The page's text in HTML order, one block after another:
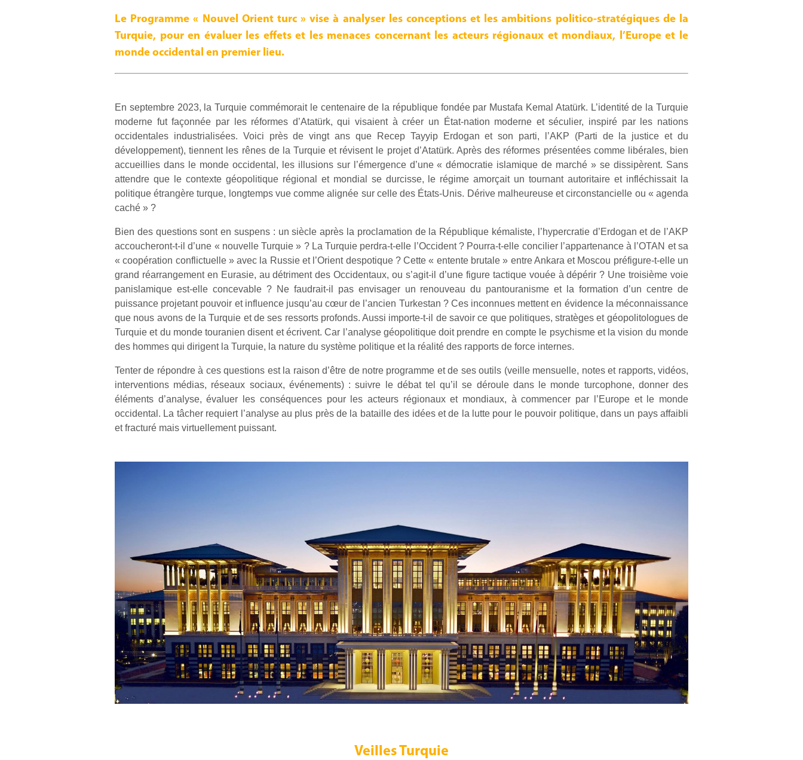
Le Programme « Nouvel Orient turc » vise à analyser les conceptions et les ambitions politico-stratégiques de la
Turquie, pour en évaluer les effets et les menaces concernant les acteurs régionaux et mondiaux, l’Europe et le
monde occidental en premier lieu.
En septembre 2023, la Turquie commémorait le centenaire de la république fondée par Mustafa Kemal Atatürk. L’identité de la Turquie
moderne fut façonnée par les réformes d’Atatürk, qui visaient à créer un État-nation moderne et séculier, inspiré par les nations
occidentales industrialisées. Voici près de vingt ans que Recep Tayyip Erdogan et son parti, l’AKP (Parti de la justice et du
développement), tiennent les rênes de la Turquie et révisent le projet d’Atatürk. Après des réformes présentées comme libérales, bien
accueillies dans le monde occidental, les illusions sur l’émergence d’une « démocratie islamique de marché » se dissipèrent. Sans
attendre que le contexte géopolitique régional et mondial se durcisse, le régime amorçait un tournant autoritaire et infléchissait la
politique étrangère turque, longtemps vue comme alignée sur celle des États-Unis. Dérive malheureuse et circonstancielle ou « agenda
caché » ?
Bien des questions sont en suspens : un siècle après la proclamation de la République kémaliste, l’hypercratie d’Erdogan et de l’AKP
accoucheront-t-il d’une « nouvelle Turquie » ? La Turquie perdra-t-elle l’Occident ? Pourra-t-elle concilier l’appartenance à l’OTAN et sa
« coopération conflictuelle » avec la Russie et l’Orient despotique ? Cette « entente brutale » entre Ankara et Moscou préfigure-t-elle un
grand réarrangement en Eurasie, au détriment des Occidentaux, ou s’agit-il d’une figure tactique vouée à dépérir ? Une troisième voie
panislamique est-elle concevable ? Ne faudrait-il pas envisager un renouveau du pantouranisme et la formation d’un centre de
puissance projetant pouvoir et influence jusqu’au cœur de l’ancien Turkestan ? Ces inconnues mettent en évidence la méconnaissance
que nous avons de la Turquie et de ses ressorts profonds. Aussi importe-t-il de savoir ce que politiques, stratèges et géopolitologues de
Turquie et du monde touranien disent et écrivent. Car l’analyse géopolitique doit prendre en compte le psychisme et la vision du monde
des hommes qui dirigent la Turquie, la nature du système politique et la réalité des rapports de force internes.
Tenter de répondre à ces questions est la raison d’être de notre programme et de ses outils (veille mensuelle, notes et rapports, vidéos,
interventions médias, réseaux sociaux, événements) : suivre le débat tel qu’il se déroule dans le monde turcophone, donner des
éléments d’analyse, évaluer les conséquences pour les acteurs régionaux et mondiaux, à commencer par l’Europe et le monde
occidental. La tâcher requiert l’analyse au plus près de la bataille des idées et de la lutte pour le pouvoir politique, dans un pays affaibli
et fracturé mais virtuellement puissant.
Veilles Turquie